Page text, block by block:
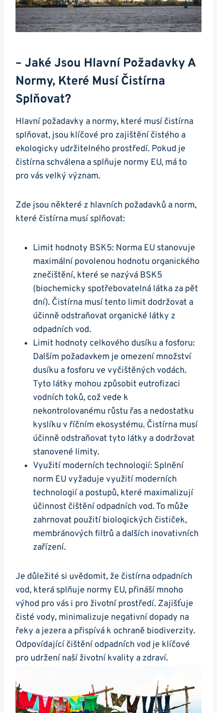
– Jaké Jsou Hlavní Požadavky A
Normy, Které Musí Čistírna
Splňovat?
Hlavní požadavky a normy, které musí čistírna
splňovat, jsou klíčové pro zajištění čistého a
ekologicky udržitelného prostředí. Pokud je
čistírna schválena a splňuje normy EU, má to
pro vás velký význam.
Zde jsou některé z hlavních požadavků a norm,
které čistírna musí splňovat:
Limit hodnoty BSK5: Norma EU stanovuje
maximální povolenou hodnotu organického
znečištění, které se nazývá BSK5
(biochemicky spotřebovatelná látka za pět
dní). Čistírna musí tento limit dodržovat a
účinně odstraňovat organické látky z
odpadních vod.
Limit hodnoty celkového dusíku a fosforu:
Dalším požadavkem je omezení množství
dusíku a fosforu ve vyčištěných vodách.
Tyto látky mohou způsobit eutrofizaci
vodních toků, což vede k
nekontrolovanému růstu řas a nedostatku
kyslíku v říčním ekosystému. Čistírna musí
účinně odstraňovat tyto látky a dodržovat
stanovené limity.
Využití moderních technologií: Splnění
norm EU vyžaduje využití moderních
technologií a postupů, které maximalizují
účinnost čištění odpadních vod. To může
zahrnovat použití biologických čističek,
membránových filtrů a dalších inovativních
zařízení.
Je důležité si uvědomit, že čistírna odpadních
vod, která splňuje normy EU, přináší mnoho
výhod pro vás i pro životní prostředí. Zajišťuje
čisté vody, minimalizuje negativní dopady na
řeky a jezera a přispívá k ochraně biodiverzity.
Odpovídající čištění odpadních vod je klíčové
pro udržení naší životní kvality a zdraví.